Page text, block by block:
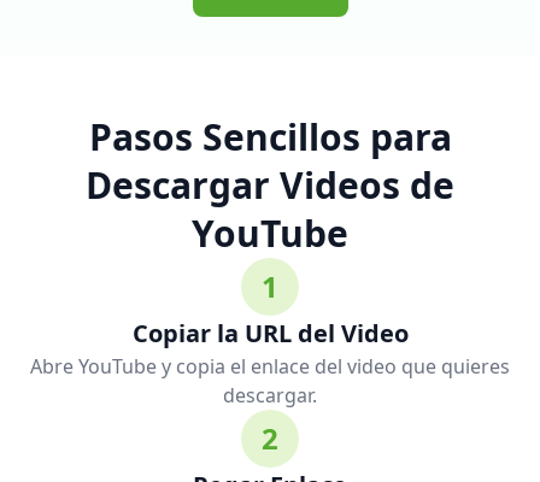
Pasos Sencillos para
Descargar Videos de
YouTube
1
Copiar la URL del Video
Abre YouTube y copia el enlace del video que quieres
descargar.
2